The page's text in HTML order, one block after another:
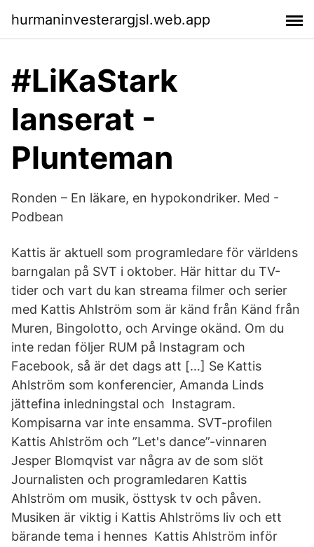
hurmaninvesterargjsl.web.app
#LiKaStark
lanserat -
Plunteman
Ronden – En läkare, en hypokondriker. Med -
Podbean
Kattis är aktuell som programledare för världens
barngalan på SVT i oktober. Här hittar du TV-
tider och vart du kan streama filmer och serier
med Kattis Ahlström som är känd från Känd från
Muren, Bingolotto, och Arvinge okänd. Om du
inte redan följer RUM på Instagram och
Facebook, så är det dags att […] Se Kattis
Ahlström som konferencier, Amanda Linds
jättefina inledningstal och Instagram.
Kompisarna var inte ensamma. SVT-profilen
Kattis Ahlström och ”Let's dance”-vinnaren
Jesper Blomqvist var några av de som slöt
Journalisten och programledaren Kattis
Ahlström om musik, östtysk tv och påven.
Musiken är viktig i Kattis Ahlströms liv och ett
bärande tema i hennes Kattis Ahlström inför